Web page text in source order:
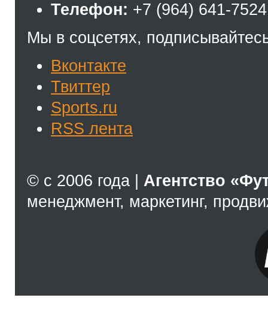
Телефон: +7 (964) 641-7524
Мы в соцсетях,
Вконтакте
Твиттер
Sports.ru
RSS лента
© с 2006 года | Агентство
менеджмент, маркетинг,